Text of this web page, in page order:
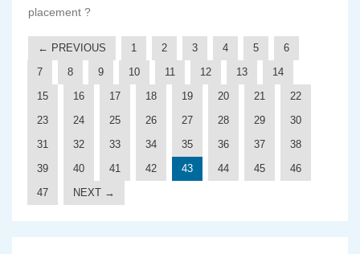
placement ?
← PREVIOUS 1 2 3 4 5
6
7
8 9 10 11 12 13
14
15
16 17 18 19 20 21
22
23
24 25 26 27 28 29
30
31
32 33 34 35 36 37
38
39
40 41 42 43 44 45
46
47
NEXT →